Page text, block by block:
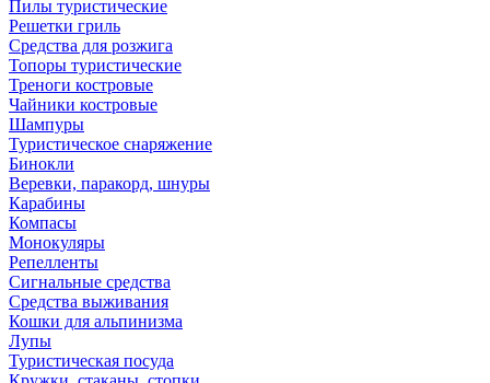
Пилы туристические
Решетки гриль
Средства для розжига
Топоры туристические
Треноги костровые
Чайники костровые
Шампуры
Туристическое снаряжение
Бинокли
Веревки, паракорд, шнуры
Карабины
Компасы
Монокуляры
Репелленты
Сигнальные средства
Средства выживания
Кошки для альпинизма
Лупы
Туристическая посуда